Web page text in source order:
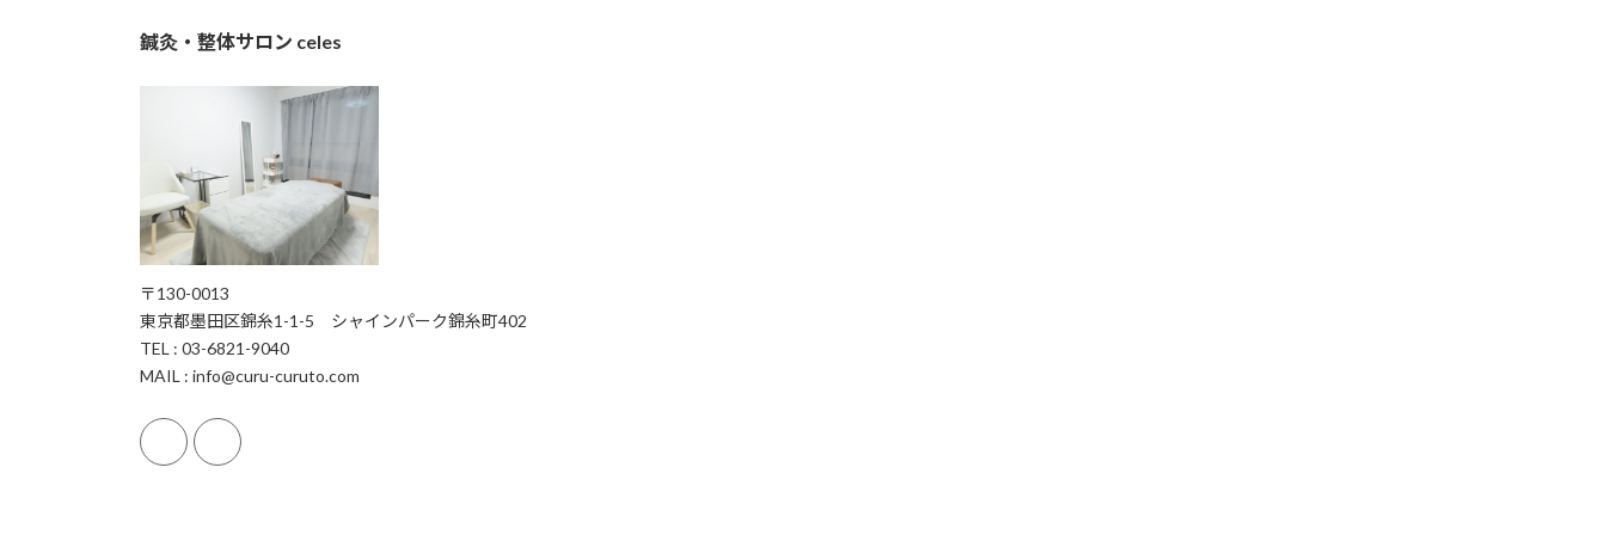
鍼灸・整体サロン celes
〒130-0013
東京都墨田区錦糸1-1-5 シャインパーク錦糸町402
TEL : 03-6821-9040
MAIL : info@curu-curuto.com